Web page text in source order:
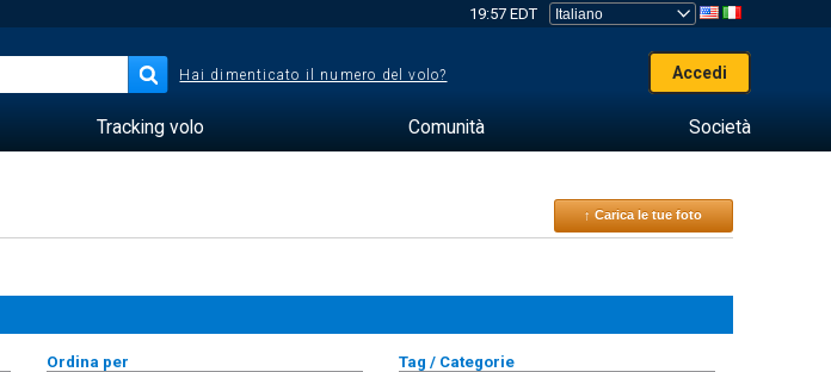
19:57 EDT
Hai dimenticato il numero del volo? Accedi
Tracking volo Comunità Società
↑ Carica le tue foto
Ordina per Tag / Categorie